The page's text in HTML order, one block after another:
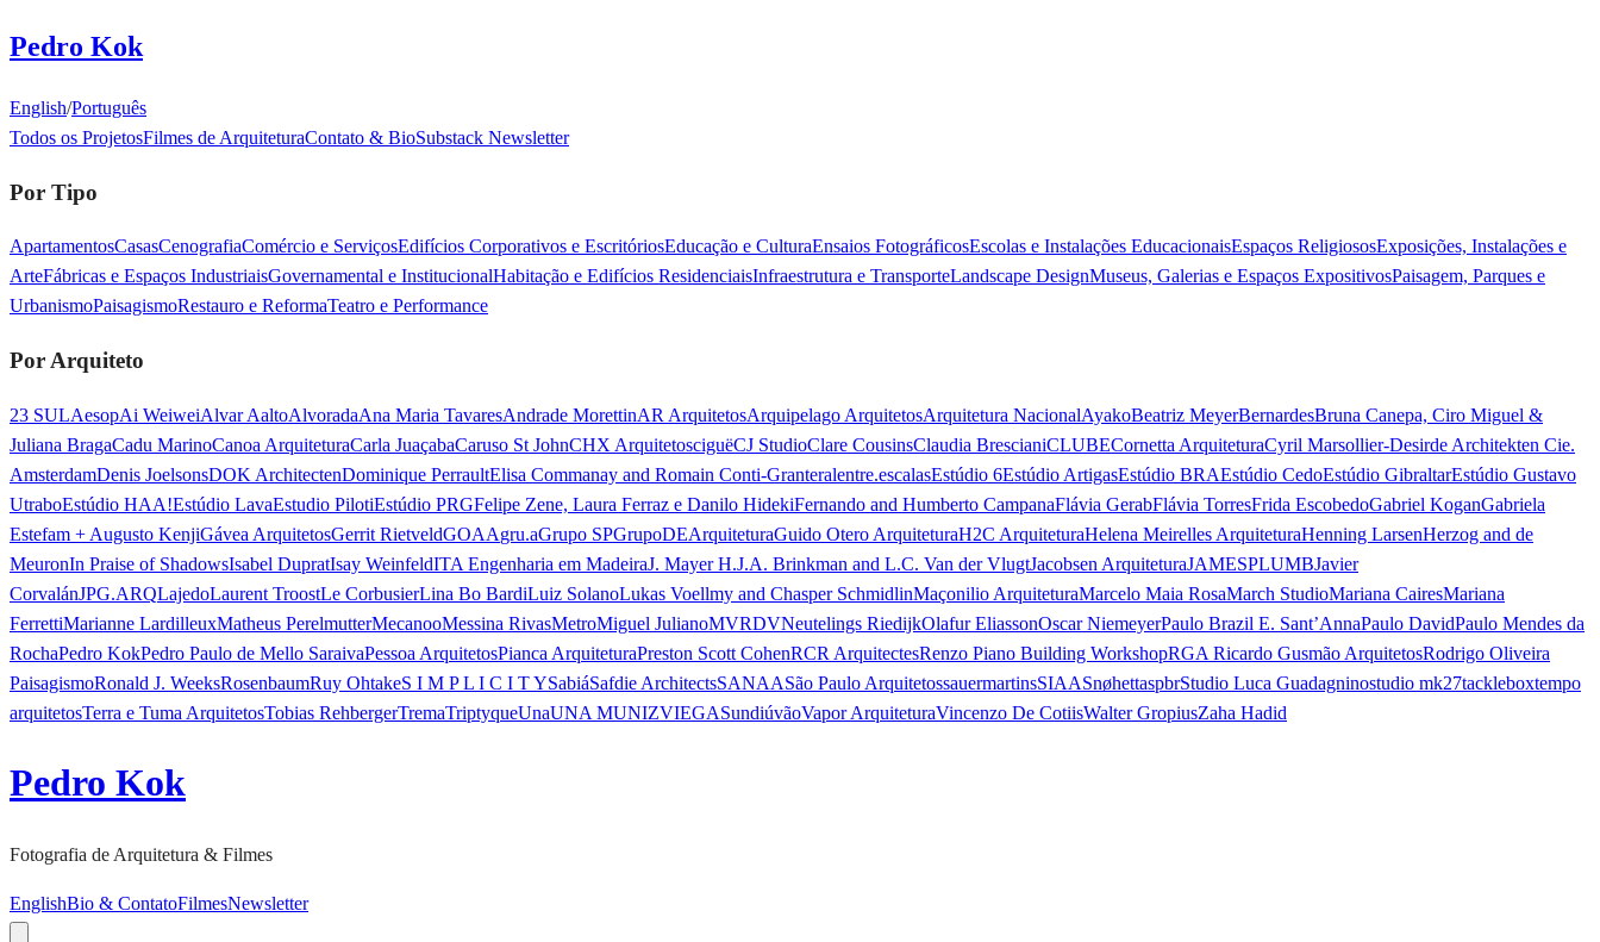
Pedro Kok
English/Português
Todos os ProjetosFilmes de ArquiteturaContato & BioSubstack Newsletter
Por Tipo
ApartamentosCasasCenografiaComércio e ServiçosEdifícios Corporativos e EscritóriosEducação e CulturaEnsaios FotográficosEscolas e Instalações EducacionaisEspaços ReligiososExposições, Instalações e
ArteFábricas e Espaços IndustriaisGovernamental e InstitucionalHabitação e Edifícios ResidenciaisInfraestrutura e TransporteLandscape DesignMuseus, Galerias e Espaços ExpositivosPaisagem, Parques e
UrbanismoPaisagismoRestauro e ReformaTeatro e Performance
Por Arquiteto
23 SULAesopAi WeiweiAlvar AaltoAlvoradaAna Maria TavaresAndrade MorettinAR ArquitetosArquipelago ArquitetosArquitetura NacionalAyakoBeatriz MeyerBernardesBruna Canepa, Ciro Miguel &
Juliana BragaCadu MarinoCanoa ArquiteturaCarla JuaçabaCaruso St JohnCHX ArquitetosciguëCJ StudioClare CousinsClaudia BrescianiCLUBECornetta ArquiteturaCyril Marsollier-Desirde Architekten Cie.
AmsterdamDenis JoelsonsDOK ArchitectenDominique PerraultElisa Commanay and Romain Conti-Granteralentre.escalasEstúdio 6Estúdio ArtigasEstúdio BRAEstúdio CedoEstúdio GibraltarEstúdio Gustavo
UtraboEstúdio HAA!Estúdio LavaEstudio PilotiEstúdio PRGFelipe Zene, Laura Ferraz e Danilo HidekiFernando and Humberto CampanaFlávia GerabFlávia TorresFrida EscobedoGabriel KoganGabriela
Estefam + Augusto KenjiGávea ArquitetosGerrit RietveldGOAAgru.aGrupo SPGrupoDEArquiteturaGuido Otero ArquiteturaH2C ArquiteturaHelena Meirelles ArquiteturaHenning LarsenHerzog and de
MeuronIn Praise of ShadowsIsabel DupratIsay WeinfeldITA Engenharia em MadeiraJ. Mayer H.J.A. Brinkman and L.C. Van der VlugtJacobsen ArquiteturaJAMESPLUMBJavier
CorvalánJPG.ARQLajedoLaurent TroostLe CorbusierLina Bo BardiLuiz SolanoLukas Voellmy and Chasper SchmidlinMaçonilio ArquiteturaMarcelo Maia RosaMarch StudioMariana CairesMariana
FerrettiMarianne LardilleuxMatheus PerelmutterMecanooMessina RivasMetroMiguel JulianoMVRDVNeutelings RiedijkOlafur EliassonOscar NiemeyerPaulo Brazil E. Sant’AnnaPaulo DavidPaulo Mendes da
RochaPedro KokPedro Paulo de Mello SaraivaPessoa ArquitetosPianca ArquiteturaPreston Scott CohenRCR ArquitectesRenzo Piano Building WorkshopRGA Ricardo Gusmão ArquitetosRodrigo Oliveira
PaisagismoRonald J. WeeksRosenbaumRuy OhtakeS I M P L I C I T YSabiáSafdie ArchitectsSANAASão Paulo ArquitetossauermartinsSIAASnøhettaspbrStudio Luca Guadagninostudio mk27tackleboxtempo
arquitetosTerra e Tuma ArquitetosTobias RehbergerTremaTriptyqueUnaUNA MUNIZVIEGASundiúvãoVapor ArquiteturaVincenzo De CotiisWalter GropiusZaha Hadid
Pedro Kok
Fotografia de Arquitetura & Filmes
EnglishBio & ContatoFilmesNewsletter